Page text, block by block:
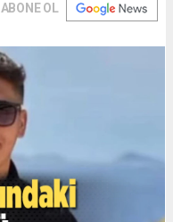
ABONE OL